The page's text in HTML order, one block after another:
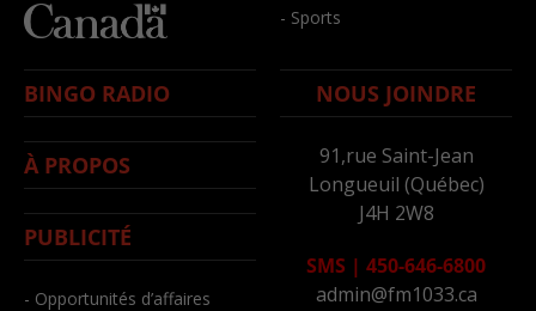
- Sports
BINGO RADIO
À PROPOS
PUBLICITÉ
- Opportunités d’affaires
NOUS JOINDRE
91,rue Saint-Jean
Longueuil (Québec)
J4H 2W8
SMS | 450-646-6800
admin@fm1033.ca